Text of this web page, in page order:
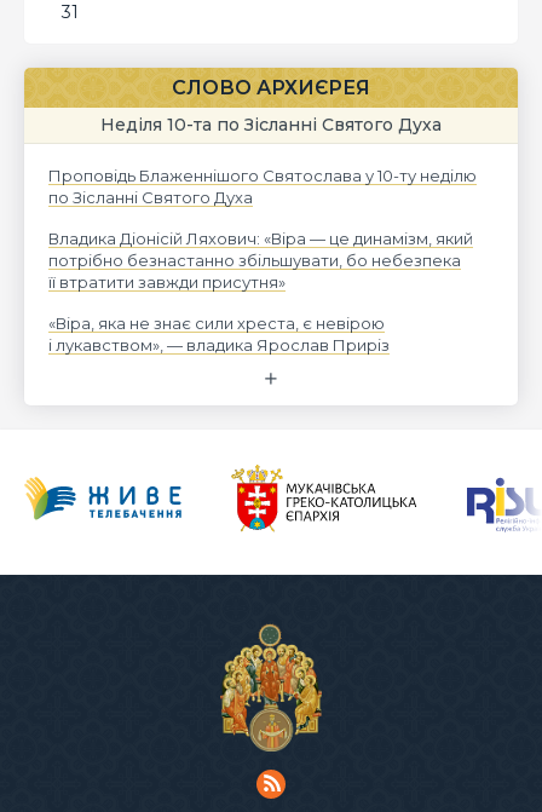
31
СЛОВО АРХИЄРЕЯ
Неділя 10-та по Зісланні Святого Духа
Проповідь Блаженнішого Святослава у 10-ту неділю
по Зісланні Святого Духа
Владика Діонісій Ляхович: «Віра — це динамізм, який
потрібно безнастанно збільшувати, бо небезпека
її втратити завжди присутня»
«Віра, яка не знає сили хреста, є невірою
і лукавством», — владика Ярослав Приріз